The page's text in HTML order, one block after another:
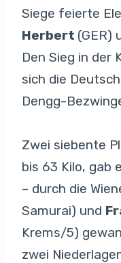
Siege feierte
Herbert (GER)
Den Sieg in der
sich die
Dengg-
Zwei siebente
bis 63 Kilo, gab
– durch die
Samurai) und
Krems/5)
zwei